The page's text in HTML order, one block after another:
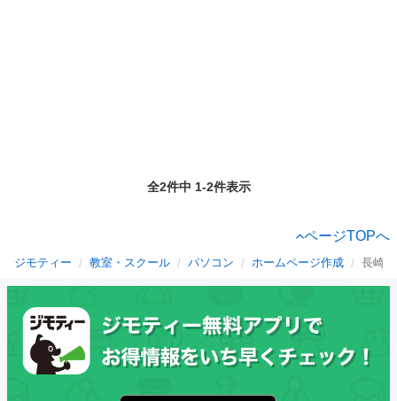
全2件中 1-2件表示
ページTOPへ
ジモティー 教室・スクール パソコン ホームページ作成 長崎